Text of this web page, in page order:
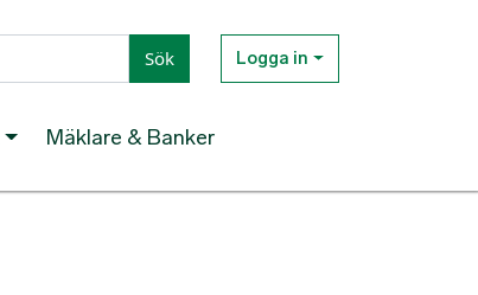
Sök Logga in
Mäklare & Banker